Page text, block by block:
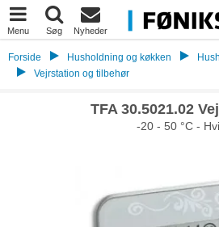
Menu Søg Nyheder
Forside Husholdning og køkken
Vejrstation og tilbehør
TFA 30.5021.02
-20 - 50 °C -